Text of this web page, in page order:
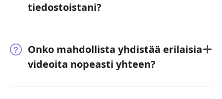
tiedostoistani?
Onko mahdollista yhdistää erilaisia
videoita nopeasti yhteen?